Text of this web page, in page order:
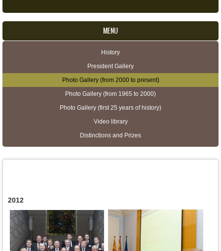
MENU
History
President Gallery
Photo Gallery (from 2000 to present)
Photo Gallery (from 1965 to 2000)
Photo Gallery (first 25 years of history)
Video library
Distinctions and Prizes
2012